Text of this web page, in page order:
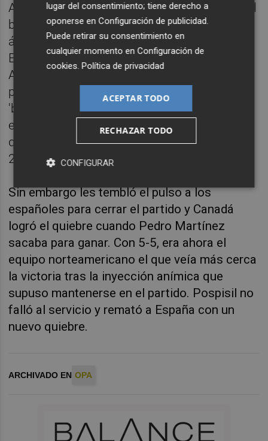
Arrancaba la manga decisiva y aparecía en el
banco español Carlos Alcaraz para dar
ánimo a sus compañeros. De nuevo hizo
España daño sobre el saque de Auger-
Aliassime. Un gran punto de Pedro Martínez
puso a la pareja hispana con dos puntos de
'break' y Granollers aprovechó el primero de
ellos desde la red para obtener una ventaja
que consolidaría el valenciano al servicio (4-
2).
Sin embargo les tembló el pulso a los
españoles para cerrar el partido y Canadá
logró el quiebre cuando Pedro Martínez
sacaba para ganar. Con 5-5, era ahora el
equipo norteamericano el que veía más cerca
la victoria tras la inyección anímica que
supuso mantenerse en el partido. Pospisil no
falló al servicio y remató a España con un
nuevo quiebre.
ARCHIVADO EN OPA
lugar del consentimiento; tiene derecho a
oponerse enConfiguración de publicidad.
Puede retirar su consentimiento en
cualquier momento enConfiguración de
cookies.Política de privacidad
ACEPTAR TODO
RECHAZAR TODO
CONFIGURAR